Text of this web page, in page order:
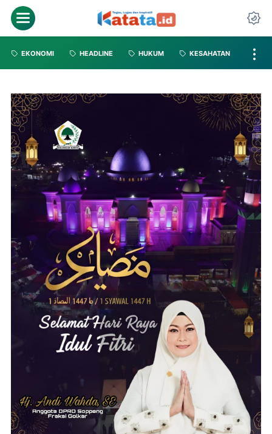
EKONOMI HEADLINE HUKUM KESAHATAN